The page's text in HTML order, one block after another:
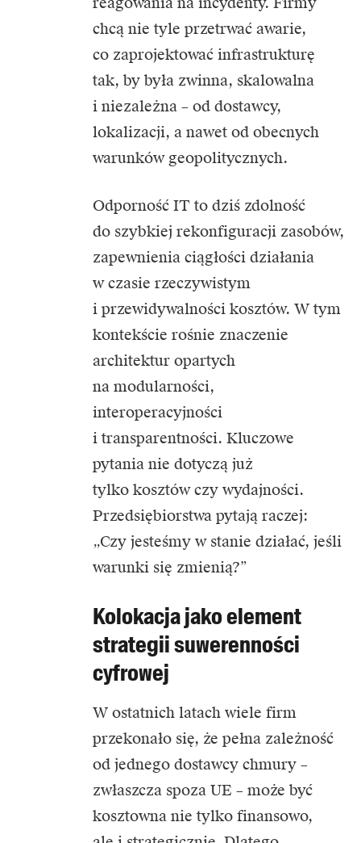
chcą nie tyle przetrwać awarie,
co zaprojektować infrastrukturę
tak, by była zwinna, skalowalna
i niezależna – od dostawcy,
lokalizacji, a nawet od obecnych
warunków geopolitycznych.
Odporność IT to dziś zdolność
do szybkiej rekonfiguracji zasobów,
zapewnienia ciągłości działania
w czasie rzeczywistym
i przewidywalności kosztów. W tym
kontekście rośnie znaczenie
architektur opartych
na modularności,
interoperacyjności
i transparentności. Kluczowe
pytania nie dotyczą już
tylko kosztów czy wydajności.
Przedsiębiorstwa pytają raczej:
„Czy jesteśmy w stanie działać, jeśli
warunki się zmienią?”
Kolokacja jako element
strategii suwerenności
cyfrowej
W ostatnich latach wiele firm
przekonało się, że pełna zależność
od jednego dostawcy chmury –
zwłaszcza spoza UE – może być
kosztowna nie tylko finansowo,